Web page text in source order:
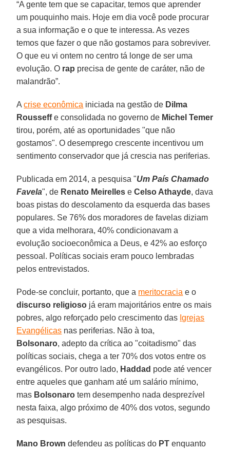
“A gente tem que se capacitar, temos que aprender
um pouquinho mais. Hoje em dia você pode procurar
a sua informação e o que te interessa. As vezes
temos que fazer o que não gostamos para sobreviver.
O que eu vi ontem no centro tá longe de ser uma
evolução. O rap precisa de gente de caráter, não de
malandrão”.
Acrise econômica iniciada na gestão de Dilma
Rousseffe consolidada no governo de Michel Temer
tirou, porém, até asoportunidades "que não
gostamos". O desemprego crescente incentivou um
sentimento conservador que já crescia nas periferias.
Publicada em 2014, a pesquisa "Um País Chamado
Favela", de Renato Meirelles eCelso Athayde, dava
boas pistas do descolamento da esquerda das bases
populares. Se 76% dos moradores de favelas diziam
que a vida melhorara, 40% condicionavam a
evolução socioeconômica a Deus, e 42% ao esforço
pessoal. Políticas sociais eram pouco lembradas
pelos entrevistados.
Pode-se concluir, portanto, que a meritocracia e o
discurso religioso já eram majoritários entre os mais
pobres, algo reforçado pelo crescimento das Igrejas
Evangélicas nas periferias. Não à toa,
Bolsonaro, adepto da crítica ao "coitadismo" das
políticas sociais, chega a ter 70% dos votos entre os
evangélicos. Por outro lado, Haddad pode até vencer
entre aqueles que ganham até um salário mínimo,
mas Bolsonaro tem desempenho nada desprezível
nesta faixa, algo próximo de 40% dos votos, segundo
as pesquisas.
Mano Brown defendeu as políticas do PT enquanto